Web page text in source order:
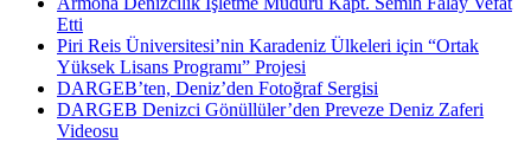
Etti
Piri Reis Üniversitesi’nin Karadeniz Ülkeleri için “Ortak
Yüksek Lisans Programı” Projesi
DARGEB’ten, Deniz’den Fotoğraf Sergisi
DARGEB Denizci Gönüllüler’den Preveze Deniz Zaferi
Videosu